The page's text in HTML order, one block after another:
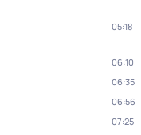
05:18
06:10
06:35
06:56
07:25